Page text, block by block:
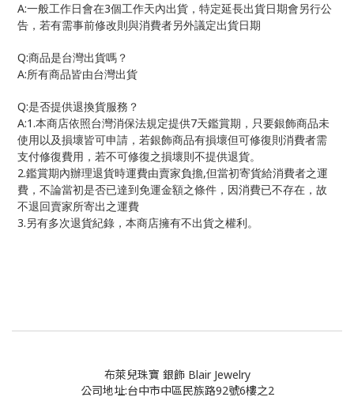
A:一般工作日會在3個工作天內出貨，特定延長出貨日期會另行公
告，若有需事前修改則與消費者另外議定出貨日期
Q:商品是台灣出貨嗎？
A:所有商品皆由台灣出貨
Q:是否提供退換貨服務？
A:1.本商店依照台灣消保法規定提供7天鑑賞期，只要銀飾商品未
使用以及損壞皆可申請，若銀飾商品有損壞但可修復則消費者需
支付修復費用，若不可修復之損壞則不提供退貨。
2.鑑賞期內辦理退貨時運費由賣家負擔,但當初寄貨給消費者之運
費，不論當初是否已達到免運金額之條件，因消費已不存在，故
不退回賣家所寄出之運費
3. 另有多次退貨紀錄，本商店擁有不出貨之權利。
布萊兒珠寶 銀飾 Blair Jewelry
公司地址:台中市中區民族路92號6樓之2